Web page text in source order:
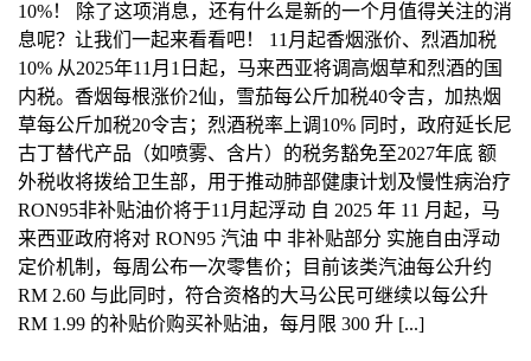
10%！ 除了这项消息，还有什么是新的一个月值得关注的消
息呢？让我们一起来看看吧！ 11月起香烟涨价、烈酒加税
10% 从2025年11月1日起，马来西亚将调高烟草和烈酒的国
内税。香烟每根涨价2仙，雪茄每公斤加税40令吉，加热烟
草每公斤加税20令吉；烈酒税率上调10% 同时，政府延长尼
古丁替代产品（如喷雾、含片）的税务豁免至2027年底 额
外税收将拨给卫生部，用于推动肺部健康计划及慢性病治疗
RON95非补贴油价将于11月起浮动 自 2025 年 11 月起，马
来西亚政府将对 RON95 汽油 中 非补贴部分 实施自由浮动
定价机制，每周公布一次零售价；目前该类汽油每公升约
RM 2.60 与此同时，符合资格的大马公民可继续以每公升
RM 1.99 的补贴价购买补贴油，每月限 300 升 [...]